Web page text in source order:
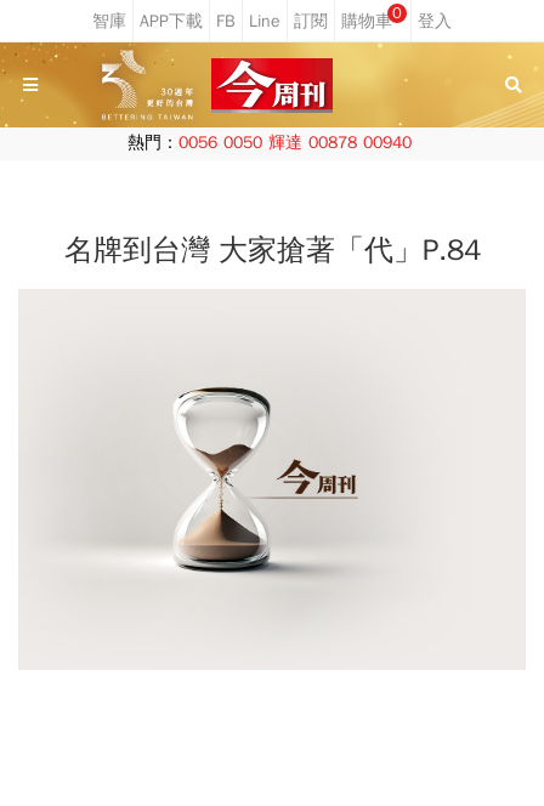
0
熱門： 0056 0050 輝達 00878 00940
名牌到台灣 大家搶著「代」P.84